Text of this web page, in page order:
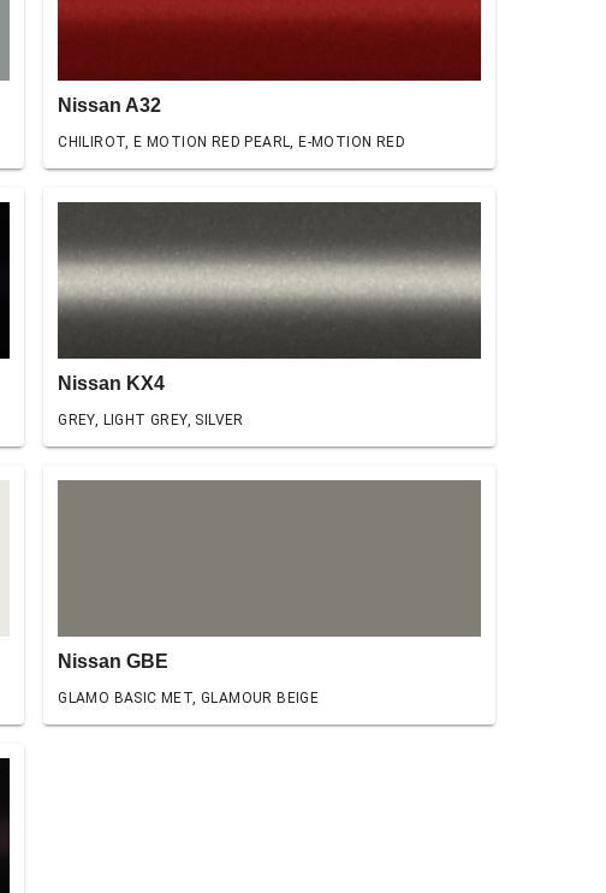
Nissan A32
CHILIROT, E MOTION RED PEARL, E-MOTION RED
Nissan KX4
GREY, LIGHT GREY, SILVER
Nissan GBE
GLAMO BASIC MET, GLAMOUR BEIGE